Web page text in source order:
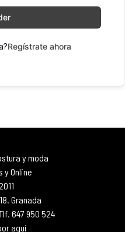
Regístrate ahora
y moda
y Online
Granada
647 950 524
aquí